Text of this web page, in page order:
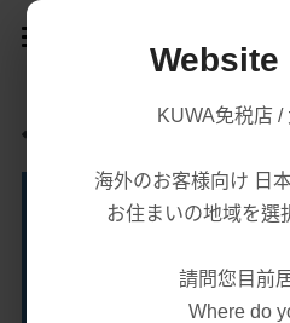
Website
KUWA免税店 /
海外のお客様向け 日
お住まいの地域を選
請問您目前
Where do
熱賣商品
賣場/商城
商品
腸胃益生菌/保健